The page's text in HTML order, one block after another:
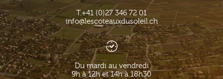
T.+41 (0)27 346 72 01
info@lescoteauxdusoleil.ch
Du mardi au vendredi
9h à 12h et 14h à 18h30